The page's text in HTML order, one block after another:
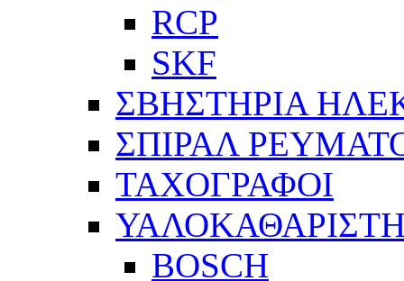
RCP
SKF
ΣΒΗΣΤΗΡΙΑ
ΣΠΙΡΑΛ
ΤΑΧΟΓΡΑΦΟΙ
BOSCH